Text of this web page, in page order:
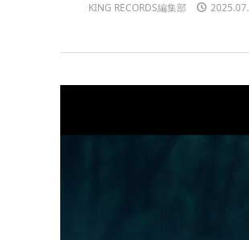
KING RECORDS編集部